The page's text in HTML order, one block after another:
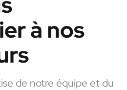
à nos
de notre équipe et du